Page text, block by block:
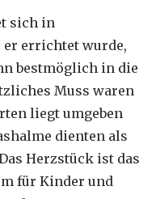
sich in
er errichtet wurde,
bestmöglich in die
Muss waren
liegt umgeben
dienten als
Herzstück ist das
für Kinder und